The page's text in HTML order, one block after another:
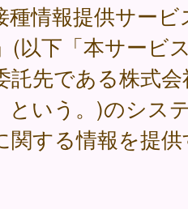
情報提供サービ
(以下「本サービ
託先である株式
という。)のシス
関する情報を提